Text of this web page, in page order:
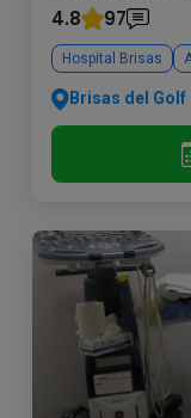
4.8
97
Hospital Brisas
Brisas del Golf